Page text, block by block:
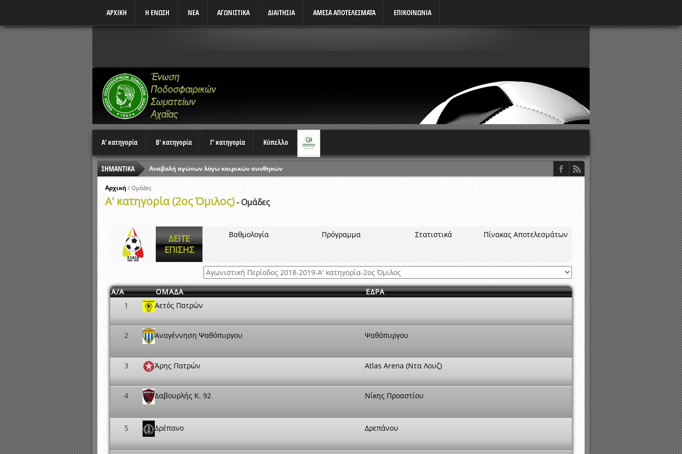
ΑΡΧΙΚΗ Η ΕΝΩΣΗ ΝΕΑ ΑΓΩΝΙΣΤΙΚΆ ΔΙΑΙΤΗΣΙΑ ΑΜΕΣΑ ΑΠΟΤΕΛΕΣΜΑΤΑ ΕΠΙΚΟΙΝΩΝΙΑ
Α' κατηγορία Β' κατηγορία Γ' κατηγορία Κύπελλο
ΣΗΜΑΝΤΙΚΑ
Αναβολή αγώνων λόγω καιρικών συνθηκών
Αποτελέσματα επαναληπτικών γραπτών εξετάσεων και αγωνιστικών δοκιμασιών διαιτητών και παρατηρητών ΕΠΣΑ
Αποτελέσματα γραπτών εξετάσεων Σεμιναρίου προεπιλογής Διαιτητών και Παρατηρητών ΕΠΣΑ αγωνιστικής περιόδου 2015-2016
Καταρτισμός ομάδων ανα όμιλο
Αρχική / Ομάδες
Α' κατηγορία (2ος Όμιλος)- Ομάδες
ΔΕΙΤΕ
ΕΠΙΣΗΣ
Βαθμολογία Πρόγραμμα Στατιστικά Πίνακας Αποτελεσμάτων
Α/Α ΟΜΑΔΑ
ΕΔΡΑ
1
Αετός Πατρών
2 Αναγέννηση Ψαθόπυργου Ψαθόπυργου
3 Άρης Πατρών Atlas Arena (Ντα Λουζ)
4 Δαβουρλής K. 92 Νίκης Προαστίου
5 Δρέπανο Δρεπάνου